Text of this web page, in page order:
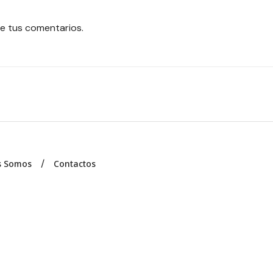
tus comentarios.
Somos Contactos